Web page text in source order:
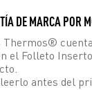
DE MARCA POR
Thermos®
el Folleto
antes del